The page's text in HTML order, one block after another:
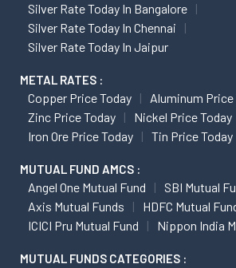
Silver Rate Today In Bangalore
Silver Rate Today In Chennai
Silver Rate Today In Jaipur
METAL RATES :
Copper Price Today
Aluminum Price
Zinc Price Today
Nickel Price Today
Iron Ore Price Today
Tin Price Today
MUTUAL FUND AMCS :
Angel One Mutual Fund
SBI Mutual
Axis Mutual Funds
HDFC Mutual
ICICI Pru Mutual Fund
Nippon India
MUTUAL FUNDS CATEGORIES :